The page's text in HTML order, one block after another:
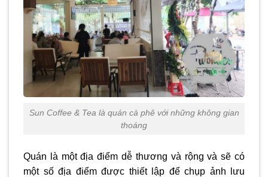
Sun Coffee & Tea là quán cà phê với những không gian
thoáng
Quán là một địa điểm dễ thương và rộng và sẽ có
một số địa điểm được thiết lập để chụp ảnh lưu